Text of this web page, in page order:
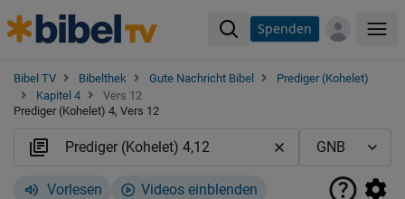
Spenden
Bibel TV Bibelthek Gute Nachricht Bibel
Prediger (Kohelet)
Kapitel 4
Vers 12
Prediger (Kohelet) 4, Vers 12
Vorlesen Videos einblenden